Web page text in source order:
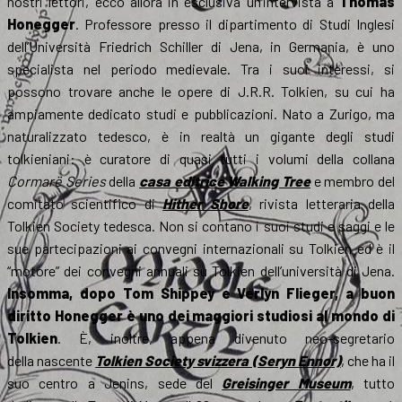
Honegger. Professore presso il dipartimento di Studi Inglesi
dell’Università Friedrich Schiller di Jena, in Germania, è uno
specialista nel periodo medievale. Tra i suoi interessi, si
possono trovare anche le opere di J.R.R. Tolkien, su cui ha
ampiamente dedicato studi e pubblicazioni. Nato a Zurigo, ma
naturalizzato tedesco, è in realtà un gigante degli studi
tolkieniani: è curatore di quasi tutti i volumi della collana
Cormarë Seriesdella casa editrice Walking Treee membro del
comitato scientifico diHither Shore, rivista letteraria della
Tolkien Society tedesca. Non si contano i suoi studi e saggi e le
sue partecipazioni ai convegni internazionali su Tolkien ed è il
“motore” dei convegni annuali su Tolkien dell’università di Jena.
Insomma, dopo Tom Shippey e Verlyn Flieger, a buon
diritto Honegger è uno dei maggiori studiosi al mondo di
Tolkien. È, inoltre, appena divenuto neo-segretario
della nascente Tolkien Society svizzera (Seryn Ennor), che ha il
suo centro a Jenins, sede del Greisinger Museum, tutto